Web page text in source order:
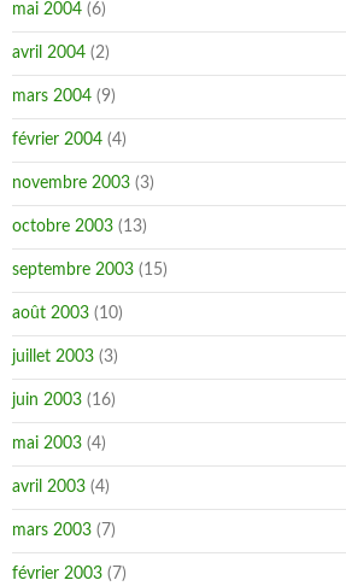
mai 2004 (6)
avril 2004 (2)
mars 2004 (9)
février 2004 (4)
novembre 2003 (3)
octobre 2003 (13)
septembre 2003 (15)
août 2003 (10)
juillet 2003 (3)
juin 2003 (16)
mai 2003 (4)
avril 2003 (4)
mars 2003 (7)
février 2003 (7)